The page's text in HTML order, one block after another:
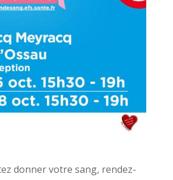
donner votre sang, rendez-